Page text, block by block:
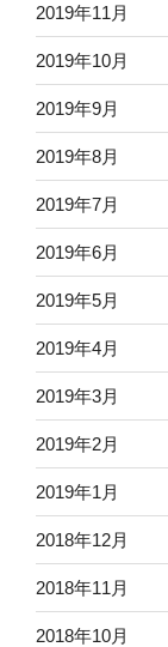
2019年11月
2019年10月
2019年9月
2019年8月
2019年7月
2019年6月
2019年5月
2019年4月
2019年3月
2019年2月
2019年1月
2018年12月
2018年11月
2018年10月